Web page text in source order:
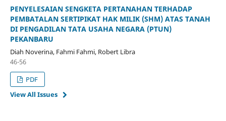
PENYELESAIAN SENGKETA PERTANAHAN TERHADAP
PEMBATALAN SERTIPIKAT HAK MILIK (SHM) ATAS TANAH
DI PENGADILAN TATA USAHA NEGARA (PTUN)
PEKANBARU
Diah Noverina, Fahmi Fahmi, Robert Libra
46-56
PDF
View All Issues